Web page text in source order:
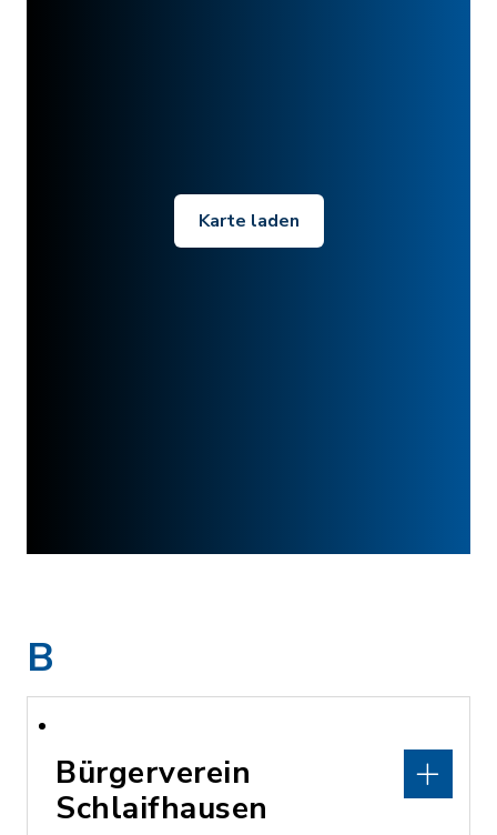
Karte laden
B
Bürgerverein
Schlaifhausen